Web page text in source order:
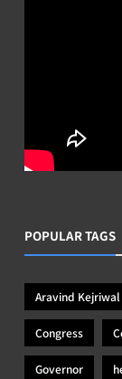
POPULAR TAGS
Aravind Kejriwal
Congress
Governor